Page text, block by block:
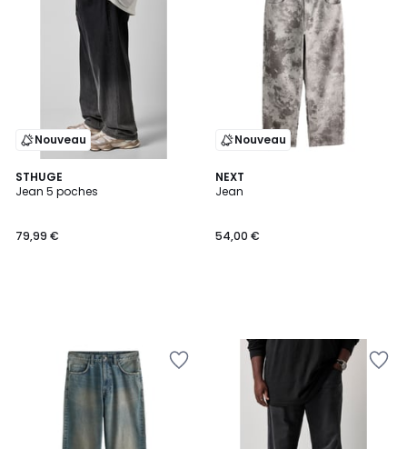
Nouveau
STHUGE
Jean 5 poches
79,99 €
Nouveau
NEXT
Jean
54,00 €